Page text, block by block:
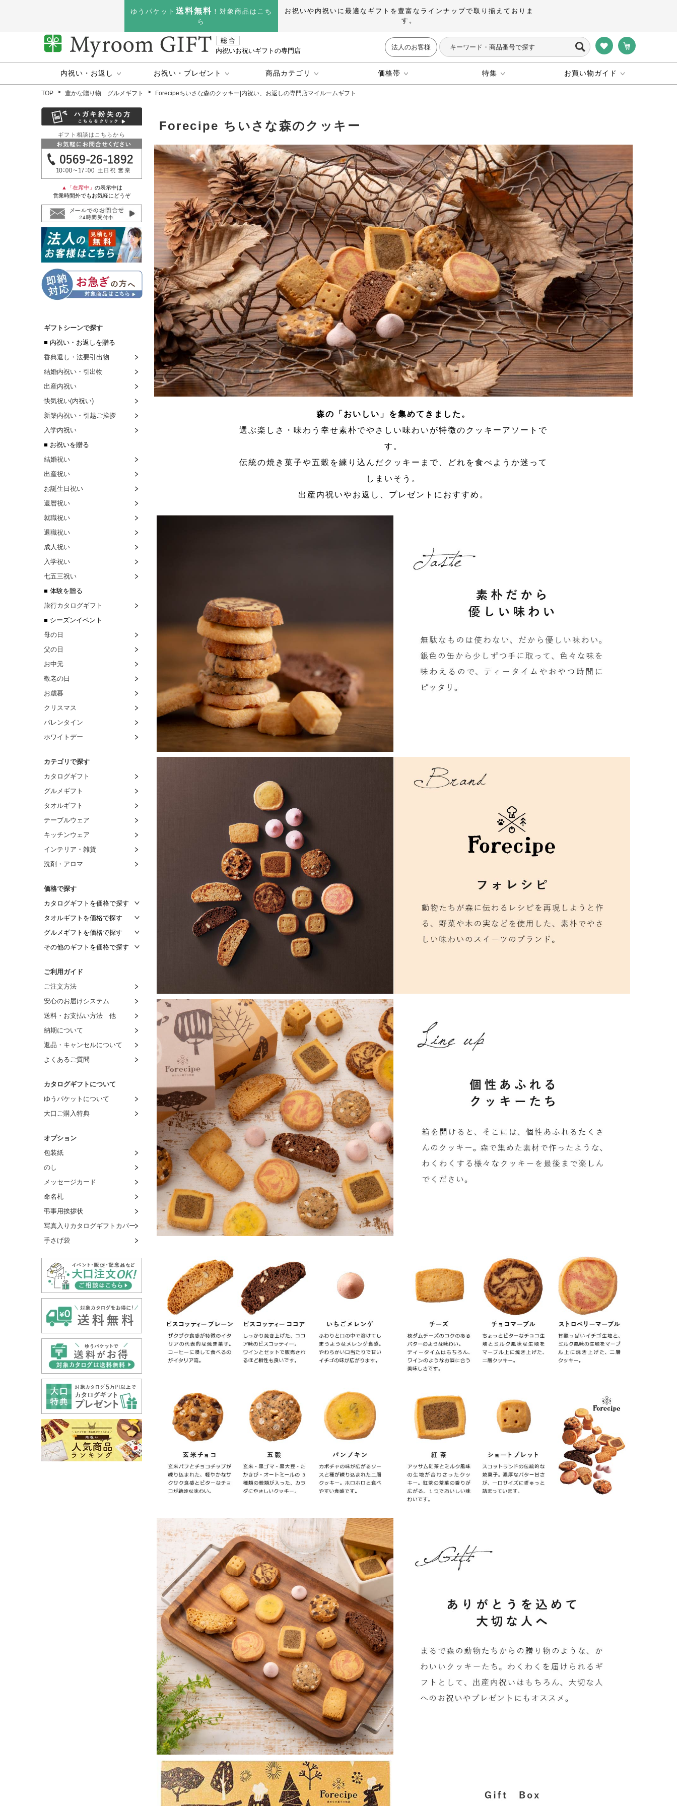
ゆうパケット 送料無料 ！対象商品はこち
ら
お祝いや内祝いに最適なギフトを豊富なラインナップで取り揃えておりま
す。
内祝いお祝いギフトの専門店
法人のお客様
内祝い・お返し お祝い・プレゼント 商品カテゴリ 価格帯 特集 お買い物ガイド
TOP 豊かな贈り物 グルメギフト Forecipeちいさな森のクッキー|内祝い、お返しの専門店マイルームギフト
ギフト相談はこちらから
▲「在席中」 の表示中は
営業時間外でもお気軽にどうぞ
ギフトシーンで探す
■ 内祝い・お返しを贈る
香典返し・法要引出物
結婚内祝い・引出物
出産内祝い
快気祝い(内祝い)
新築内祝い・引越ご挨拶
入学内祝い
■ お祝いを贈る
結婚祝い
出産祝い
お誕生日祝い
還暦祝い
就職祝い
退職祝い
成人祝い
入学祝い
七五三祝い
■ 体験を贈る
旅行カタログギフト
■ シーズンイベント
母の日
父の日
お中元
敬老の日
お歳暮
クリスマス
バレンタイン
ホワイトデー
カテゴリで探す
カタログギフト
グルメギフト
タオルギフト
テーブルウェア
キッチンウェア
インテリア・雑貨
洗剤・アロマ
価格で探す
カタログギフトを価格で探す
～2,000円
～4,000円
～5,000円
～10,000円
～20,000円
～50,000円
～100,000円
100,001円～
タオルギフトを価格で探す
～1,500円
～2,000円
～4,000円
～5,000円
～6,000円
～7,000円
～8,000円
8,001円～
グルメギフトを価格で探す
～1,000円
～2,000円
～3,000円
～4,000円
～5,000円
～6,000円
～7,000円
8,001円～
その他のギフトを価格で探す
～1,500円
～2,000円
～3,000円
～4,000円
～5,000円
～6,000円
～7,000円
ご利用ガイド
ご注文方法
安心のお届けシステム
送料・お支払い方法 他
納期について
返品・キャンセルについて
よくあるご質問
カタログギフトについて
ゆうパケットについて
大口ご購入特典
オプション
包装紙
のし
メッセージカード
命名札
弔事用挨拶状
写真入りカタログギフトカバー
手さげ袋
Forecipe ちいさな森のクッキー
森の「おいしい」を集めてきました。
選ぶ楽しさ・味わう幸せ素朴でやさしい味わいが特徴のクッキーアソートで
す。
伝統の焼き菓子や五穀を練り込んだクッキーまで、どれを食べようか迷って
しまいそう。
出産内祝いやお返し、プレゼントにおすすめ。